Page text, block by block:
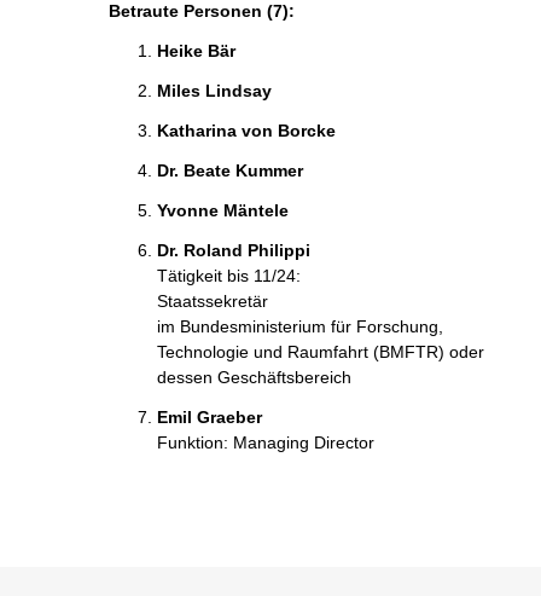
Betraute Personen (7):
Heike Bär
Miles Lindsay
Katharina von Borcke
Dr. Beate Kummer
Yvonne Mäntele
Dr. Roland Philippi
Tätigkeit bis 11/24:
Staatssekretär
im Bundesministerium für Forschung,
Technologie und Raumfahrt (BMFTR) oder
dessen Geschäftsbereich
Emil Graeber
Funktion: Managing Director